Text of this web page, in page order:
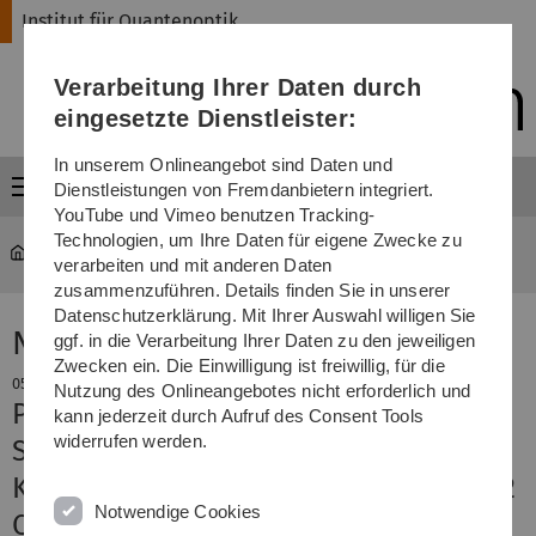
Direkt
Direkt
Direkt
(Sprache,
Drucken,
Media)
Direkt
Direkt
Institut für Quantenoptik
Menü
Institut für Quantenoptik AG Prof. Jelezko
News
05. November 2025
Preprint zu hochpräzisem Single-
Shot-Readout und selektiver
Kernspin-Kontrolle in einem Spin-1/2
Quantenregister veröffentlicht
Verarbeitung Ihrer Daten durch
eingesetzte Dienstleister:
In unserem Onlineangebot sind Daten und
Dienstleistungen von Fremdanbietern integriert.
YouTube und Vimeo benutzen Tracking-
Technologien, um Ihre Daten für eigene Zwecke zu
verarbeiten und mit anderen Daten
zusammenzuführen. Details finden Sie in unserer
Datenschutzerklärung. Mit Ihrer Auswahl willigen Sie
ggf. in die Verarbeitung Ihrer Daten zu den jeweiligen
Zwecken ein. Die Einwilligung ist freiwillig, für die
Nutzung des Onlineangebotes nicht erforderlich und
kann jederzeit durch Aufruf des Consent Tools
widerrufen werden.
Notwendige Cookies